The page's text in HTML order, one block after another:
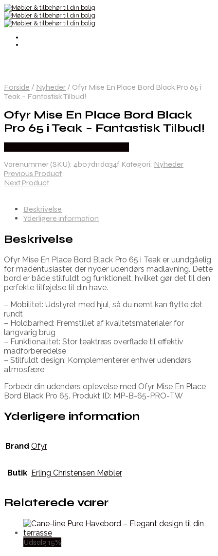
Forside / Nyheder / Ofyr Mise En Place Bord Black Pro 65 i
Teak – Fantastisk Tilbud!
Ofyr Mise En Place Bord Black
Pro 65 i Teak – Fantastisk Tilbud!
Varenummer (SKU): 4b07d11da34f Kategori: Nyheder
Previous Product
Next Product
Beskrivelse
Yderligere information
Beskrivelse
Ofyr Mise En Place Bord Black Pro 65 i Teak er uundgåelig
for madentusiaster, der nyder udendørs madlavning. Dette
bord er både stilfuldt og funktionelt, hvilket gør det til den
perfekte tilføjelse til din have.
– Mobilitet: Udstyret med hjul, så du nemt kan flytte det
rundt
– Holdbarhed: Fremstillet af kvalitetsmaterialer for
langvarig brug
– Funktionalitet: Stor teaktræs overflade til effektiv
madforberedelse
– Stilfuldt design: Komplementerer enhver udendørs
atmosfære
Forbedr din udendørs oplevelse med Ofyr Mise En Place
Bord Black Pro 65. Produkt ID: MP-B-65-PRO-TW
Yderligere information
Brand Ofyr
Butik Erling Christensen Møbler
Relaterede varer
Udsalg 15%